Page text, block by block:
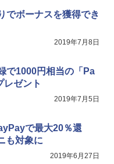
でボーナスを獲得でき
2019年7月8日
で1000円相当の「Pa
レゼント
2019年7月5日
で最大20％還
も対象に
2019年6月27日